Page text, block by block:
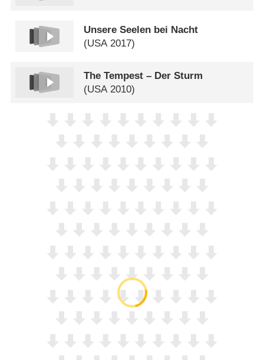
Unsere Seelen bei Nacht
(USA 2017)
The Tempest – Der Sturm
(USA2010)